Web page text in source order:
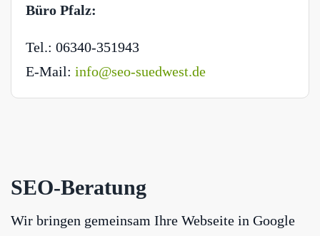
Büro Pfalz:
Tel.: 06340-351943
E-Mail: info@seo-suedwest.de
SEO-Beratung
Wir bringen gemeinsam Ihre Webseite in Google